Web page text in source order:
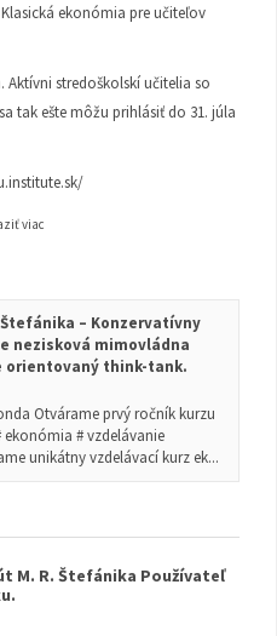
ekonómia pre učiteľov
Aktívni stredoškolskí učitelia so
tak ešte môžu prihlásiť do 31. júla
viac
– Konzervatívny
nezisková mimovládna
orientovaný think-tank.
Otvárame prvý ročník kurzu
# vzdelávanie
unikátny vzdelávací kurz ek...
M. R. Štefánika Používateľ